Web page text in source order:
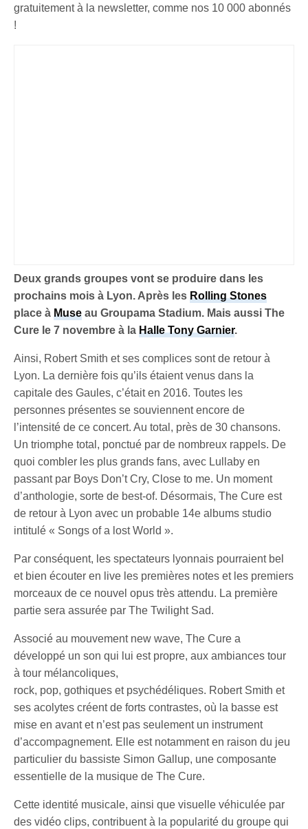
gratuitement à la newsletter, comme nos 10 000 abonnés
!
Deux grands groupes vont se produire dans les
prochains mois à Lyon. Après lesRolling Stones
place àMuse au Groupama Stadium. Mais aussi The
Cure le 7 novembre à laHalle Tony Garnier.
Ainsi, Robert Smith et ses complices sont de retour à
Lyon. La dernière fois qu’ils étaient venus dans la
capitale des Gaules, c’était en 2016. Toutes les
personnes présentes se souviennent encore de
l’intensité de ce concert. Au total, près de 30 chansons.
Un triomphe total, ponctué par de nombreux rappels. De
quoi combler les plus grands fans, avec Lullaby en
passant par Boys Don’t Cry, Close to me. Un moment
d’anthologie, sorte de best-of. Désormais, The Cure est
de retour à Lyon avec un probable 14e albums studio
intitulé « Songs of a lost World ».
Par conséquent, les spectateurs lyonnais pourraient bel
et bien écouter en live les premières notes et les premiers
morceaux de ce nouvel opus très attendu. La première
partie sera assurée par The Twilight Sad.
Associé au mouvement new wave, The Cure a
développé un son qui lui est propre, aux ambiances tour
à tour mélancoliques,
rock, pop, gothiques et psychédéliques. Robert Smith et
ses acolytes créent de forts contrastes, où la basse est
mise en avant et n’est pas seulement un instrument
d’accompagnement. Elle est notamment en raison du jeu
particulier du bassiste Simon Gallup, une composante
essentielle de la musique de The Cure.
Cette identité musicale, ainsi que visuelle véhiculée par
des vidéo clips, contribuent à la popularité du groupe qui